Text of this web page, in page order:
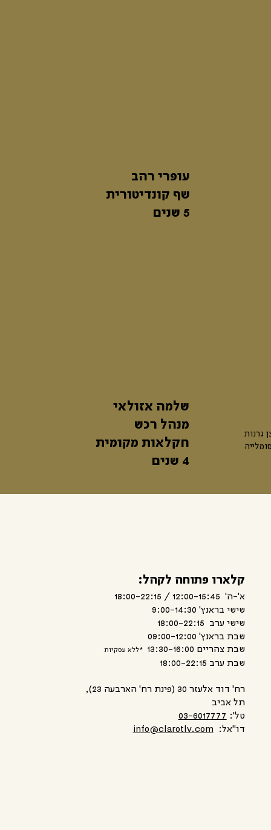
קלארו פתוחה לקהל:
א'-ה' 12:00-15:45 / 18:00-22:15
שישי בראנץ' 9:00-14:30
שישי ערב 18:00-22:15
שבת בראנץ' 09:00-12:00
שבת צהריים 13:30-16:00
*ללא עסקיות
שבת ערב 18:00-22:15
רח' דוד אלעזר 30 (פינת רח' הארבעה 23),
תל אביב
טל':
03-6017777
דו"אל: info@clarotlv.com
שלמה אזולאי
מנהל רכש
חקלאות מקומית
4 שנים
גרנות
עופרי רהב
שף קונדיטורית
5 שנים